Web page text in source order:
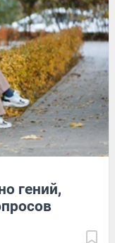
гений,